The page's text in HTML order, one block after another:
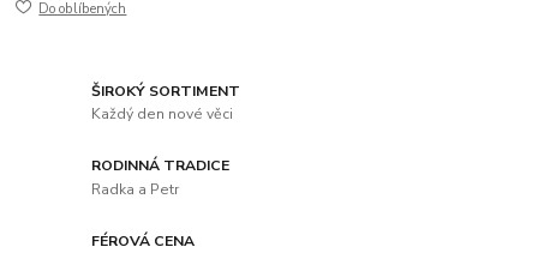
Do oblíbených
ŠIROKÝ SORTIMENT
Každý den nové věci
RODINNÁ TRADICE
Radka a Petr
FÉROVÁ CENA